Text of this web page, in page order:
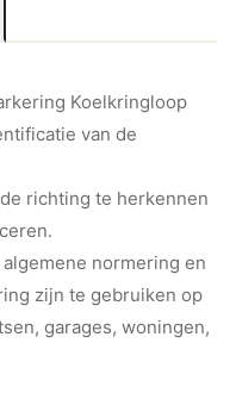
Koelkringloop
van de
richting te herkennen
normering en
zijn te gebruiken op
garages, woningen,